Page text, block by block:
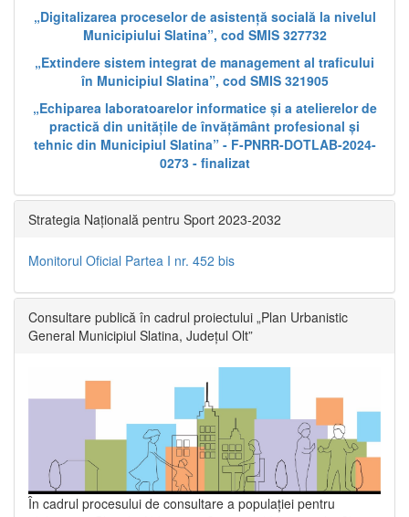
„Digitalizarea proceselor de asistență socială la nivelul
Municipiului Slatina”, cod SMIS 327732
„Extindere sistem integrat de management al traficului
în Municipiul Slatina”, cod SMIS 321905
„Echiparea laboratoarelor informatice și a atelierelor de
practică din unitățile de învățământ profesional și
tehnic din Municipiul Slatina” - F-PNRR-DOTLAB-2024-
0273 - finalizat
Strategia Națională pentru Sport 2023-2032
Monitorul Oficial Partea I nr. 452 bis
Consultare publică în cadrul proiectului „Plan Urbanistic
General Municipiul Slatina, Județul Olt”
În cadrul procesului de consultare a populaţiei pentru